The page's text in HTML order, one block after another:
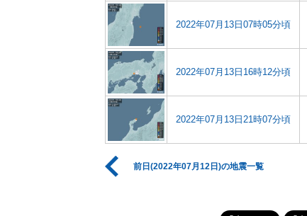
2022年07月13日07時05分頃
2022年07月13日16時12分頃
2022年07月13日21時07分頃
前日(2022年07月12日)の地震一覧